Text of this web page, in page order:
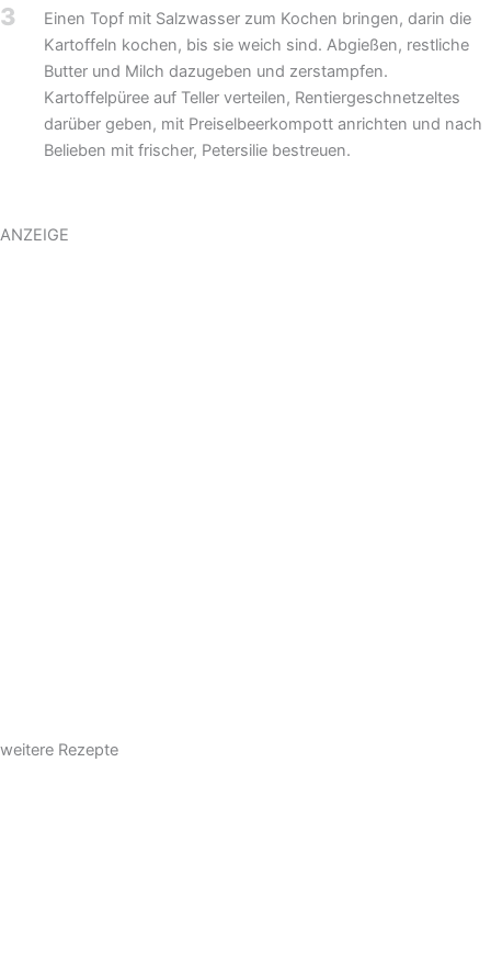
3
Einen Topf mit Salzwasser zum Kochen bringen, darin die
Kartoffeln kochen, bis sie weich sind. Abgießen, restliche
Butter und Milch dazugeben und zerstampfen.
Kartoffelpüree auf Teller verteilen, Rentiergeschnetzeltes
darüber geben, mit Preiselbeerkompott anrichten und nach
Belieben mit frischer, Petersilie bestreuen.
ANZEIGE
weitere Rezepte